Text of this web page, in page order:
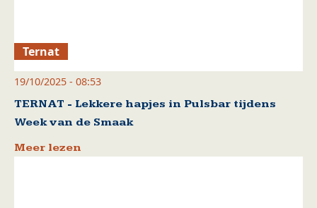
Ternat
19/10/2025 - 08:53
TERNAT - Lekkere hapjes in Pulsbar tijdens
Week van de Smaak
Meer lezen